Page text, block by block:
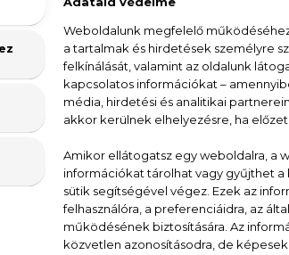
fejjegyben az ylang-ylang és a
csipke a ruha szegélyén.
ezzel adva hosszantartó
pillanatok megtestesítője –
vanília, ylang-ylang,